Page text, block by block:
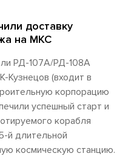
доставку
на МКС
РД-107А/РД-108А
Кузнецов (входит в
корпорацию
успешный старт и
корабля
й длительной
космическую станцию.